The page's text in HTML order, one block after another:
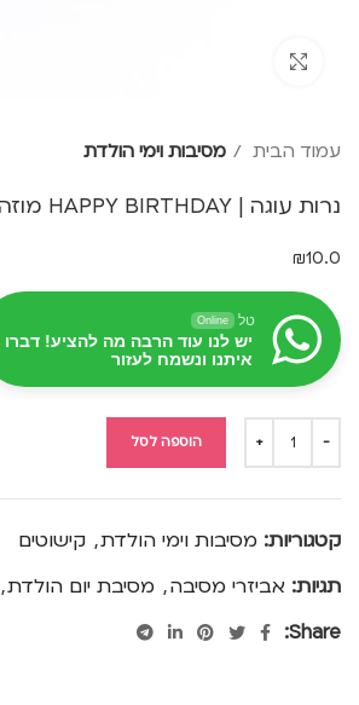
עמוד הבית מסיבות וימי הולדת
נרות עוגה | HAPPY BIRTHDAY מוזהב
₪10.0
טל Online
יש לנו עוד הרבה מה להציע! דברו
איתנו ונשמח לעזור
הוספה לסל
קטגוריות: מסיבות וימי הולדת, קישוטים
תגיות: אביזרי מסיבה, מסיבת יום הולדת,
Share: